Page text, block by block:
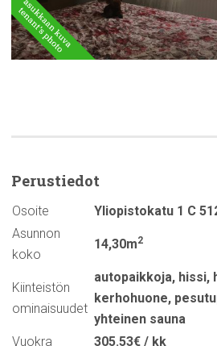
Perustiedot
Osoite
Yliopistokatu 1 C
Asunnon
koko
14,30m2
Kiinteistön
ominaisuudet
autopaikkoja, hissi,
kerhohuone,
yhteinen sauna
Vuokra
305.53€ / kk